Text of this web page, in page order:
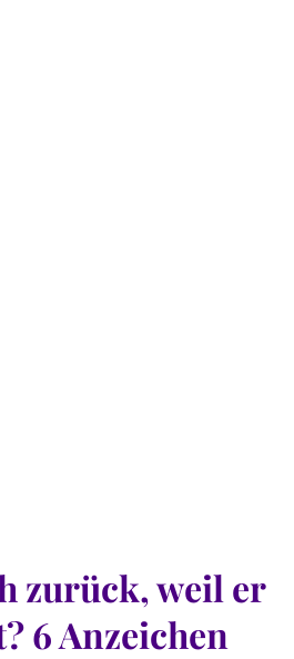
zurück, weil er
6 Anzeichen